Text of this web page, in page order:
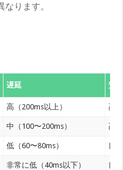
なります。
遅延 安
高（200ms以上） 高
中（100〜200ms） 高
低（60〜80ms） 良
非常に低（40ms以下） 良